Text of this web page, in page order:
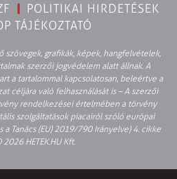
POLITIKAI HIRDETÉSEK
TÁJÉKOZTATÓ
grafikák, képek, hangfelvételek,
szerzői jogvédelem alatt állnak. A
a tartalommal kapcsolatosan, beleértve a
céljára való felhasználását is – A szerzői
rendelkezései értelmében a törvény
szolgáltatások piacairól szóló európai
a Tanács (EU) 2019/790 Irányelve) 4. cikke
HETEK.HU Kft.